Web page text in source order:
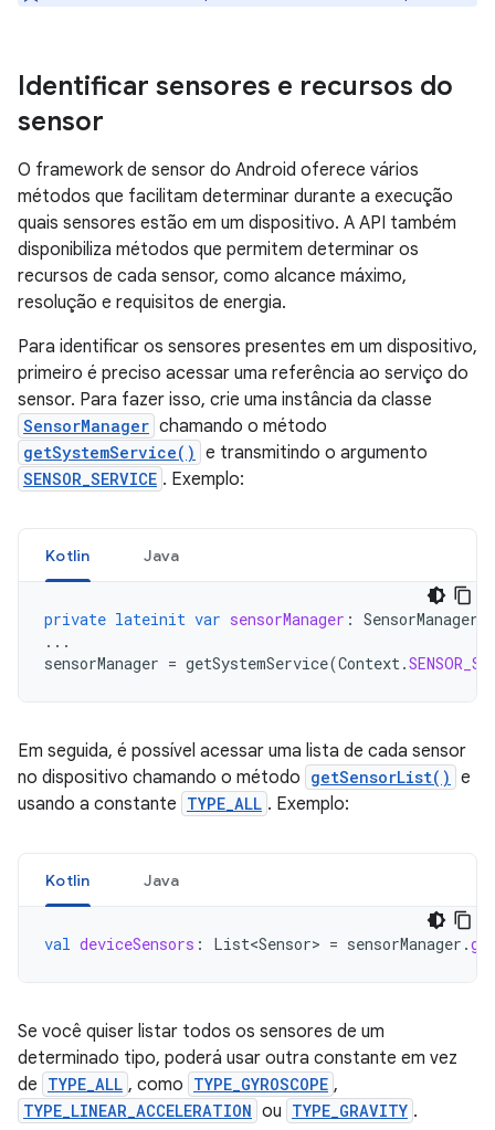
Identificar sensores e recursos do
sensor
O framework de sensor do Android oferece vários
métodos que facilitam determinar durante a execução
quais sensores estão em um dispositivo. A API também
disponibiliza métodos que permitem determinar os
recursos de cada sensor, como alcance máximo,
resolução e requisitos de energia.
Para identificar os sensores presentes em um dispositivo,
primeiro é preciso acessar uma referência ao serviço do
sensor. Para fazer isso, crie uma instância da classe
SensorManager chamando o método
getSystemService() e transmitindo o argumento
SENSOR_SERVICE . Exemplo:
Kotlin Java
private lateinit var sensorManager : SensorManager
...
sensorManager = getSystemService(Context.
Em seguida, é possível acessar uma lista de cada sensor
no dispositivo chamando o método getSensorList() e
usando a constante TYPE_ALL . Exemplo:
Kotlin Java
val deviceSensors : List<Sensor> = sensorManager .
Se você quiser listar todos os sensores de um
determinado tipo, poderá usar outra constante em vez
de TYPE_ALL , como TYPE_GYROSCOPE ,
TYPE_LINEAR_ACCELERATION ou TYPE_GRAVITY .